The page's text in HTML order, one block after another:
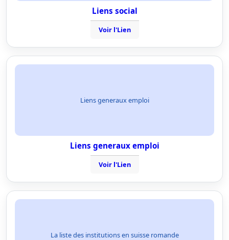
Liens social
Voir l'Lien
Liens generaux emploi
Liens generaux emploi
Voir l'Lien
La liste des institutions en suisse romande